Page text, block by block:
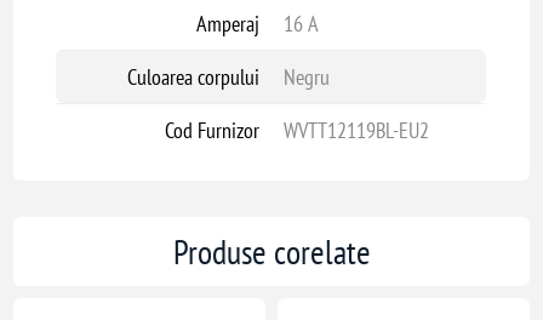
Amperaj
16 A
Culoarea corpului
Negru
Cod Furnizor
WVTT12119BL-EU2
Produse corelate